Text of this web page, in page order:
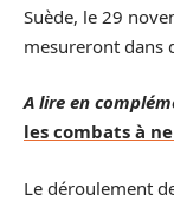
Suède, le 29
mesureront dans
A lire en
les combats à
Le déroulement